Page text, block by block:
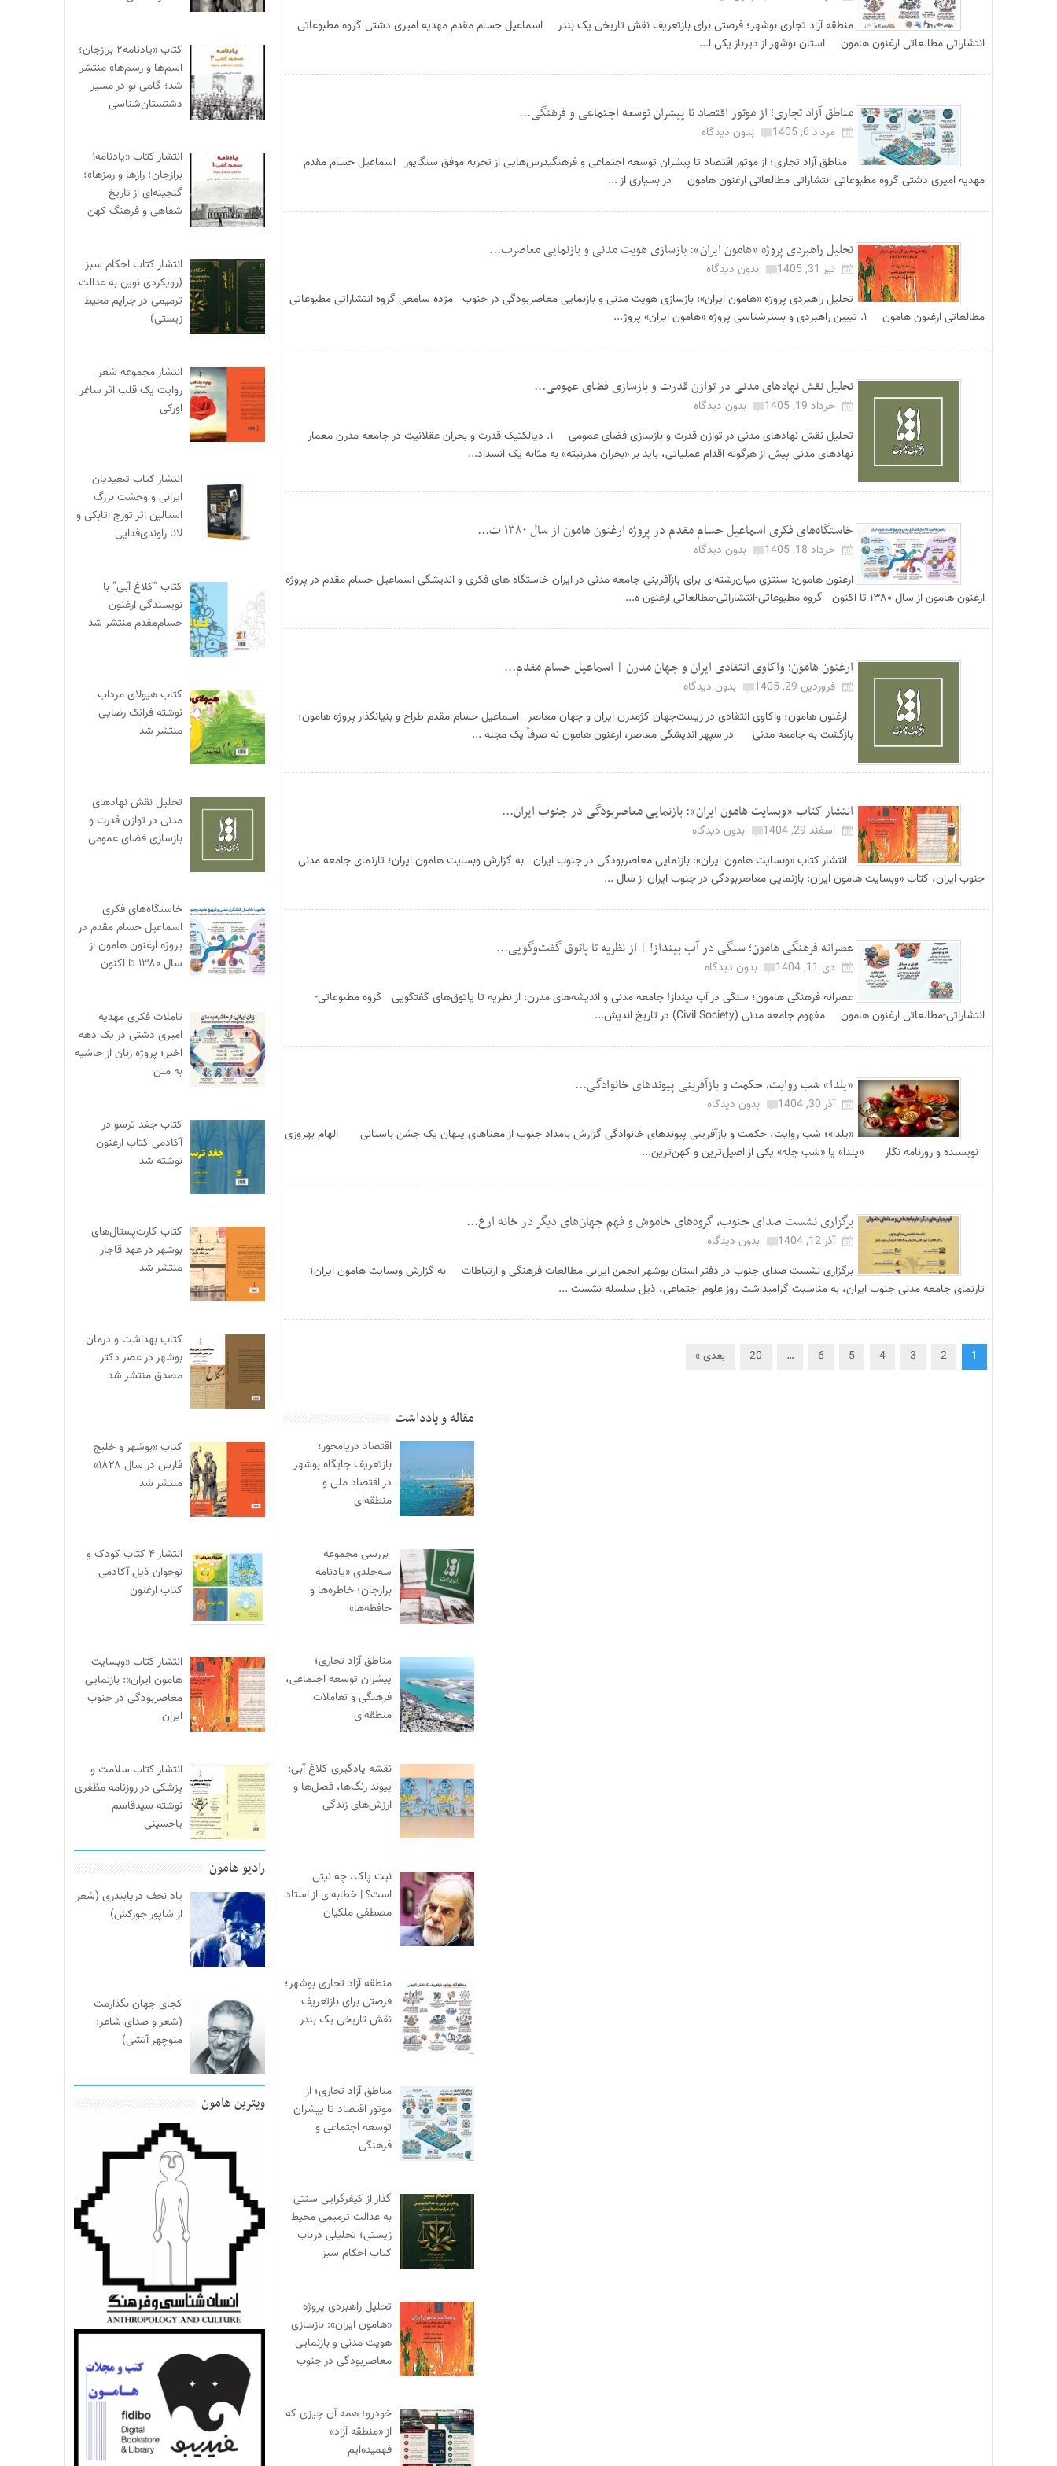
منطقه آزاد تجاری بوشهر؛ فرصتی برای بازتعریف نقش تاریخی یک بندر اسماعیل حسام مقدم مهدیه امیری دشتی گروه مطبوعاتی
انتشاراتی مطالعاتی ارغنون هامون استان بوشهر از دیرباز یکی ا...
مناطق آزاد تجاری؛ از موتور اقتصاد تا پیشران توسعه اجتماعی و فرهنگی...
مرداد 6, 1405
بدون دیدگاه
مناطق آزاد تجاری؛ از موتور اقتصاد تا پیشران توسعه اجتماعی و فرهنگیدرس‌هایی از تجربه موفق سنگاپور اسماعیل حسام مقدم
مهدیه امیری دشتی گروه مطبوعاتی انتشاراتی مطالعاتی ارغنون هامون در بسیاری از ...
تحلیل راهبردی پروژه «هامون ایران»: بازسازی هویت مدنی و بازنمایی معاصرب...
تیر 31, 1405
بدون دیدگاه
تحلیل راهبردی پروژه «هامون ایران»: بازسازی هویت مدنی و بازنمایی معاصربودگی در جنوب مژده سامعی گروه انتشاراتی مطبوعاتی
مطالعاتی ارغنون هامون ۱. تبیین راهبردی و بسترشناسی پروژه «هامون ایران» پروژ...
تحلیل نقش نهادهای مدنی در توازن قدرت و بازسازی فضای عمومی...
خرداد 19, 1405
بدون دیدگاه
تحلیل نقش نهادهای مدنی در توازن قدرت و بازسازی فضای عمومی ۱. دیالکتیک قدرت و بحران عقلانیت در جامعه مدرن معمار
نهادهای مدنی پیش از هرگونه اقدام عملیاتی، باید بر «بحران مدرنیته» به مثابه یک انسداد...
خاستگاه‌های فکری اسماعیل حسام مقدم در پروژه ارغنون هامون از سال ۱۳۸۰ ت...
خرداد 18, 1405
بدون دیدگاه
ارغنون هامون: سنتزی میان‌رشته‌ای برای بازآفرینی جامعه مدنی در ایران خاستگاه های فکری و اندیشگی اسماعیل حسام مقدم در پروژه
ارغنون هامون از سال ۱۳۸۰ تا اکنون گروه مطبوعاتی-انتشاراتی-مطالعاتی ارغنون ه...
ارغنون هامون؛ واکاوی انتقادی ایران و جهان مدرن | اسماعیل حسام مقدم...
فروردین 29, 1405
بدون دیدگاه
ارغنون هامون؛ واکاوی انتقادی در زیست‌جهان کژمدرن ایران و جهان معاصر اسماعیل حسام مقدم طراح و بنیانگذار پروژه هامون؛
بازگشت به جامعه مدنی در سپهر اندیشگی معاصر، ارغنون هامون نه صرفاً یک مجله ...
انتشار کتاب «وبسایت هامون ایران»: بازنمایی معاصربودگی در جنوب ایران...
اسفند 29, 1404
بدون دیدگاه
انتشار کتاب «وبسایت هامون ایران»: بازنمایی معاصربودگی در جنوب ایران به گزارش وبسایت هامون ایران؛ تارنمای جامعه مدنی
جنوب ایران، کتاب «وبسایت هامون ایران: بازنمایی معاصربودگی در جنوب ایران از سال ...
عصرانه فرهنگی هامون؛ سنگی در آب بینداز! | از نظریه تا پاتوق گفت‌وگویی...
دی 11, 1404
بدون دیدگاه
عصرانه فرهنگی هامون؛ سنگی در آب بینداز! جامعه مدنی و اندیشه‌های مدرن: از نظریه تا پاتوق‌های گفتگویی گروه مطبوعاتی-
انتشاراتی-مطالعاتی ارغنون هامون مفهوم جامعه مدنی (Civil Society) در تاریخ اندیش...
«یلدا» شب روایت، حکمت و بازآفرینی پیوندهای خانوادگی...
آذر 30, 1404
بدون دیدگاه
«یلدا»؛ شب روایت، حکمت و بازآفرینی پیوندهای خانوادگی گزارش بامداد جنوب از معناهای پنهان یک جشن باستانی الهام بهروزی
نویسنده و روزنامه نگار «یلدا» یا «شب چله» یکی از اصیل‌ترین و کهن‌ترین...
برگزاری نشست صدای جنوب، گروه‌های خاموش و فهم جهان‌های دیگر در خانه ارغ...
آذر 12, 1404
بدون دیدگاه
برگزاری نشست صدای جنوب در دفتر استان بوشهر انجمن ایرانی مطالعات فرهنگی و ارتباطات به گزارش وبسایت هامون ایران؛
تارنمای جامعه مدنی جنوب ایران، به مناسبت گرامیداشت روز علوم اجتماعی، ذیل سلسله نشست ...
1
2
3
4
5
6
…
20 بعدی »
کتاب «یادنامه۲ برازجان؛
اسم‌ها و رسم‌ها» منتشر
شد؛ گامی نو در مسیر
دشتستان‌شناسی
انتشار کتاب «یادنامه۱
برازجان؛ رازها و رمزها»؛
گنجینه‌ای از تاریخ
شفاهی و فرهنگ کهن
انتشار کتاب احکام سبز
(رویکردی نوین به عدالت
ترمیمی در جرایم محیط‌
زیستی)
انتشار مجموعه شعر
روایت یک قلب اثر ساغر
اورکی
انتشار کتاب تبعیدیان
ایرانی و وحشت بزرگ
استالین اثر تورج اتابکی و
لانا راوندی‌فدایی
کتاب “کلاغ آبی” با
نویسندگی ارغنون
حسام‌مقدم منتشر شد
کتاب هیولای مرداب
نوشته فرانک رضایی
منتشر شد
تحلیل نقش نهادهای
مدنی در توازن قدرت و
بازسازی فضای عمومی
خاستگاه‌های فکری
اسماعیل حسام مقدم در
پروژه ارغنون هامون از
سال ۱۳۸۰ تا اکنون
تاملات فکری مهدیه
امیری دشتی در یک دهه
اخیر؛ پروژه زنان از حاشیه
به متن
کتاب جغد ترسو در
آکادمی کتاب ارغنون
نوشته شد
کتاب کارت‌پستال‌های
بوشهر در عهد قاجار
منتشر شد
کتاب بهداشت و درمان
بوشهر در عصر دکتر
مصدق منتشر شد
کتاب «بوشهر و خلیج
فارس در سال ۱۸۲۸»
منتشر شد
انتشار ۴ کتاب کودک و
نوجوان ذیل آکادمی
کتاب ارغنون
انتشار کتاب «وبسایت
هامون ایران»: بازنمایی
معاصربودگی در جنوب
ایران
انتشار کتاب سلامت و
پزشکی در روزنامه مظفری
نوشته سیدقاسم
یاحسینی
رادیو هامون
یاد نجف دریابندری (شعر
از شاپور جورکش)
کجای جهان بگذارمت
(شعر و صدای شاعر:
منوچهر آتشی)
ویترین هامون
مقاله و یادداشت
اقتصاد دریامحور؛
بازتعریف جایگاه بوشهر
در اقتصاد ملی و
منطقه‌ای
بررسی مجموعه
سه‌جلدی «یادنامه
برازجان؛ خاطره‌ها و
حافظه‌ها»
مناطق آزاد تجاری؛
پیشران توسعه اجتماعی،
فرهنگی و تعاملات
منطقه‌ای
نقشه یادگیری کلاغ آبی:
پیوند رنگ‌ها، فصل‌ها و
ارزش‌های زندگی
نیت پاک، چه نیتی
است؟ | خطابه‌ای از استاد
مصطفی ملکیان
منطقه آزاد تجاری بوشهر؛
فرصتی برای بازتعریف
نقش تاریخی یک بندر
مناطق آزاد تجاری؛ از
موتور اقتصاد تا پیشران
توسعه اجتماعی و
فرهنگی
گذار از کیفرگرایی سنتی
به عدالت ترمیمی محیط‌
زیستی؛ تحلیلی درباب
کتاب احکام سبز
تحلیل راهبردی پروژه
«هامون ایران»: بازسازی
هویت مدنی و بازنمایی
معاصربودگی در جنوب
خودرو؛ همه آن چیزی که
از «منطقه آزاد»
فهمیده‌ایم